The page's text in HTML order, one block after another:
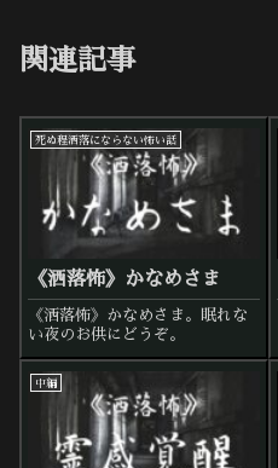
関連記事
死ぬ程洒落にならない怖い話
《洒落怖》かなめさま
《洒落怖》かなめさま。眠れな
い夜のお供にどうぞ。
中編